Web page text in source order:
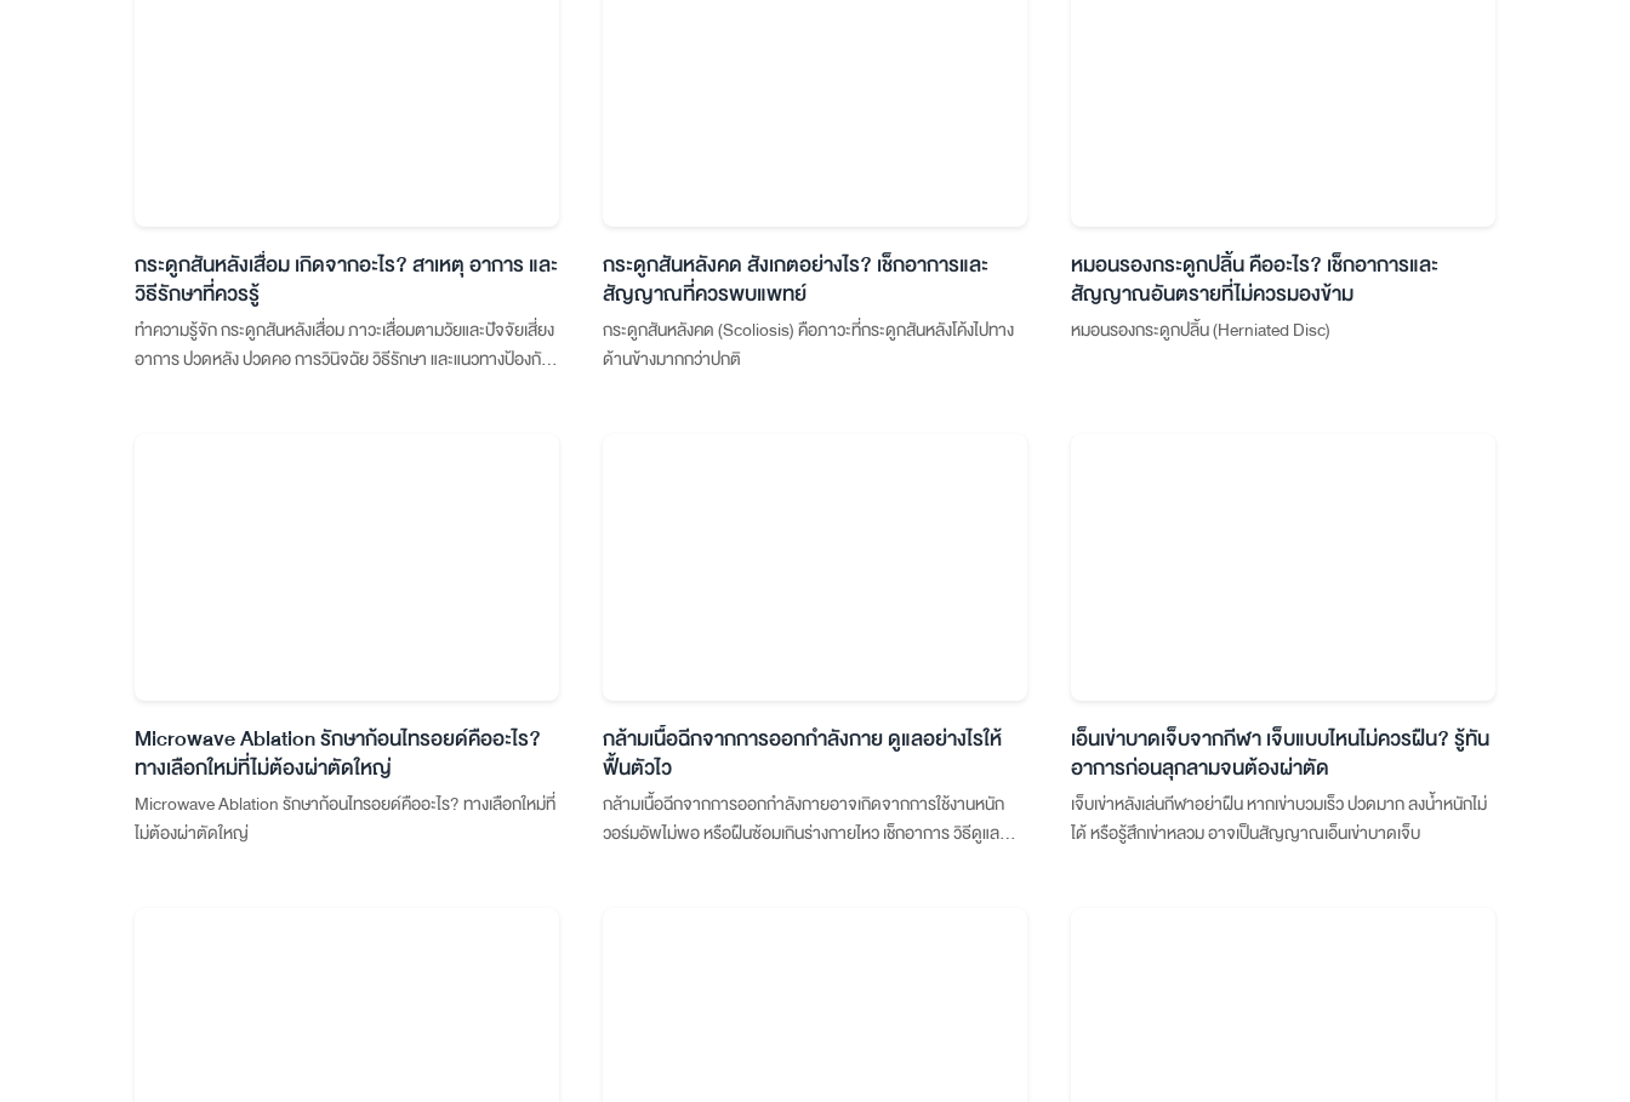
กระดูกสันหลังเสื่อม เกิดจากอะไร? สาเหตุ อาการ และ
วิธีรักษาที่ควรรู้
ทำความรู้จัก กระดูกสันหลังเสื่อม ภาวะเสื่อมตามวัยและปัจจัยเสี่ยง
อาการ ปวดหลัง ปวดคอ การวินิจฉัย วิธีรักษา และแนวทางป้องกัน
กระดูกสันหลังคด สังเกตอย่างไร? เช็กอาการและ
สัญญาณที่ควรพบแพทย์
กระดูกสันหลังคด (Scoliosis) คือภาวะที่กระดูกสันหลังโค้งไปทาง
ด้านข้างมากกว่าปกติ
หมอนรองกระดูกปลิ้น คืออะไร? เช็กอาการและ
สัญญาณอันตรายที่ไม่ควรมองข้าม
หมอนรองกระดูกปลิ้น (Herniated Disc)
Microwave Ablation รักษาก้อนไทรอยด์คืออะไร?
ทางเลือกใหม่ที่ไม่ต้องผ่าตัดใหญ่
Microwave Ablation รักษาก้อนไทรอยด์คืออะไร? ทางเลือกใหม่ที่
ไม่ต้องผ่าตัดใหญ่
กล้ามเนื้อฉีกจากการออกกำลังกาย ดูแลอย่างไรให้
ฟื้นตัวไว
กล้ามเนื้อฉีกจากการออกกำลังกายอาจเกิดจากการใช้งานหนัก
วอร์มอัพไม่พอ หรือฝืนซ้อมเกินร่างกายไหว เช็กอาการ วิธีดูแล
เอ็นเข่าบาดเจ็บจากกีฬา เจ็บแบบไหนไม่ควรฝืน? รู้ทัน
อาการก่อนลุกลามจนต้องผ่าตัด
เจ็บเข่าหลังเล่นกีฬาอย่าฝืน หากเข่าบวมเร็ว ปวดมาก ลงน้ำหนักไม่
ได้ หรือรู้สึกเข่าหลวม อาจเป็นสัญญาณเอ็นเข่าบาดเจ็บ